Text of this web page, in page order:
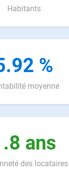
Habitants
%
moyenne
ans
des locataires